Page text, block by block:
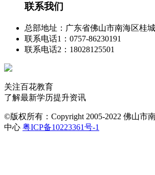
联系我们
总部地址：广东省佛山市南海区桂
联系电话1：0757-86230191
联系电话2：18028125501
关注百花教育
了解最新学历提升资讯
©版权所有：Copyright 2005-2022 佛山市
中心 粤ICP备10223361号-1